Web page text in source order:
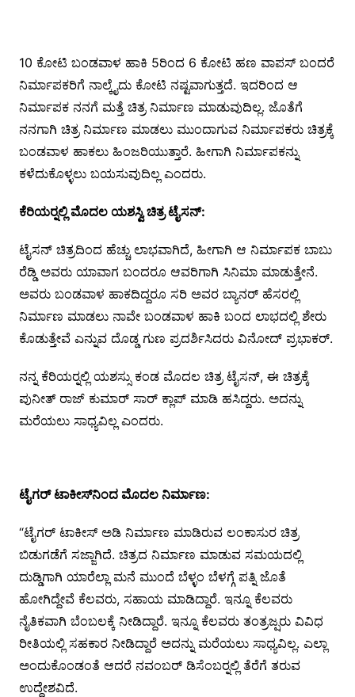
10 ಕೋಟಿ ಬಂಡವಾಳ ಹಾಕಿ 5ರಿಂದ 6 ಕೋಟಿ ಹಣ ವಾಪಸ್ ಬಂದರೆ
ನಿರ್ಮಾಪಕರಿಗೆ ನಾಲ್ಕೈದು ಕೋಟಿ ನಷ್ಟವಾಗುತ್ತದೆ. ಇದರಿಂದ ಆ
ನಿರ್ಮಾಪಕ ನನಗೆ ಮತ್ತೆ ಚಿತ್ರ ನಿರ್ಮಾಣ ಮಾಡುವುದಿಲ್ಲ. ಜೊತೆಗೆ
ನನಗಾಗಿ ಚಿತ್ರ ನಿರ್ಮಾಣ ಮಾಡಲು ಮುಂದಾಗುವ ನಿರ್ಮಾಪಕರು ಚಿತ್ರಕ್ಕೆ
ಬಂಡವಾಳ ಹಾಕಲು ಹಿಂಜರಿಯುತ್ತಾರೆ. ಹೀಗಾಗಿ ನಿರ್ಮಾಪಕನ್ನು
ಕಳೆದುಕೊಳ್ಳಲು ಬಯಸುವುದಿಲ್ಲ ಎಂದರು.
ಕೆರಿಯರ್‍ನಲ್ಲಿ ಮೊದಲ ಯಶಸ್ವಿ ಚಿತ್ರ ಟೈಸನ್:
ಟೈಸನ್ ಚಿತ್ರದಿಂದ ಹೆಚ್ಚು ಲಾಭವಾಗಿದೆ, ಹೀಗಾಗಿ ಆ ನಿರ್ಮಾಪಕ ಬಾಬು
ರೆಡ್ಡಿ ಅವರು ಯಾವಾಗ ಬಂದರೂ ಆವರಿಗಾಗಿ ಸಿನಿಮಾ ಮಾಡುತ್ತೇನೆ.
ಅವರು ಬಂಡವಾಳ ಹಾಕದಿದ್ದರೂ ಸರಿ ಅವರ ಬ್ಯಾನರ್ ಹೆಸರಲ್ಲಿ
ನಿರ್ಮಾಣ ಮಾಡಲು ನಾವೇ ಬಂಡವಾಳ ಹಾಕಿ ಬಂದ ಲಾಭದಲ್ಲಿ ಶೇರು
ಕೊಡುತ್ತೇವೆ ಎನ್ನುವ ದೊಡ್ಡ ಗುಣ ಪ್ರದರ್ಶಿಸಿದರು ವಿನೋದ್ ಪ್ರಭಾಕರ್.
ನನ್ನ ಕೆರಿಯರ್‍ನಲ್ಲಿ ಯಶಸ್ಸು ಕಂಡ ಮೊದಲ ಚಿತ್ರ ಟೈಸನ್, ಈ ಚಿತ್ರಕ್ಕೆ
ಪುನೀತ್ ರಾಜ್ ಕುಮಾರ್ ಸಾರ್ ಕ್ಲಾಪ್ ಮಾಡಿ ಹಸಿದ್ದರು. ಅದನ್ನು
ಮರೆಯಲು ಸಾಧ್ಯವಿಲ್ಲ ಎಂದರು.
ಟೈಗರ್ ಟಾಕೀಸ್‍ನಿಂದ ಮೊದಲ ನಿರ್ಮಾಣ:
“ಟೈಗರ್ ಟಾಕೀಸ್ ಅಡಿ ನಿರ್ಮಾಣ ಮಾಡಿರುವ ಲಂಕಾಸುರ ಚಿತ್ರ
ಬಿಡುಗಡೆಗೆ ಸಜ್ಜಾಗಿದೆ. ಚಿತ್ರದ ನಿರ್ಮಾಣ ಮಾಡುವ ಸಮಯದಲ್ಲಿ
ದುಡ್ಡಿಗಾಗಿ ಯಾರೆಲ್ಲಾ ಮನೆ ಮುಂದೆ ಬೆಳ್ಳಂ ಬೆಳಗ್ಗೆ ಪತ್ನಿ ಜೊತೆ
ಹೋಗಿದ್ದೇವೆ ಕೆಲವರು, ಸಹಾಯ ಮಾಡಿದ್ದಾರೆ. ಇನ್ನೂ ಕೆಲವರು
ನೈತಿಕವಾಗಿ ಬೆಂಬಲಕ್ಕೆ ನೀಡಿದ್ದಾರೆ. ಇನ್ನೂ ಕೆಲವರು ತಂತ್ರಜ್ಷರು ವಿವಿಧ
ರೀತಿಯಲ್ಲಿ ಸಹಕಾರ ನೀಡಿದ್ದಾರೆ ಅದನ್ನು ಮರೆಯಲು ಸಾಧ್ಯವಿಲ್ಲ. ಎಲ್ಲಾ
ಅಂದುಕೊಂಡಂತೆ ಆದರೆ ನವಂಬರ್ ಡಿಸೆಂಬರ್‍ನಲ್ಲಿ ತೆರೆಗೆ ತರುವ
ಉದ್ದೇಶವಿದೆ.